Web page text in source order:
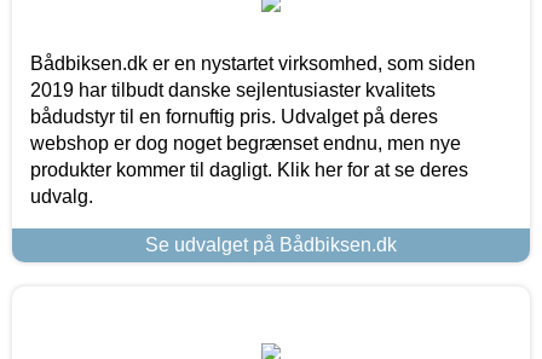
Bådbiksen.dk er en nystartet virksomhed, som siden
2019 har tilbudt danske sejlentusiaster kvalitets
bådudstyr til en fornuftig pris. Udvalget på deres
webshop er dog noget begrænset endnu, men nye
produkter kommer til dagligt. Klik her for at se deres
udvalg.
Se udvalget på Bådbiksen.dk